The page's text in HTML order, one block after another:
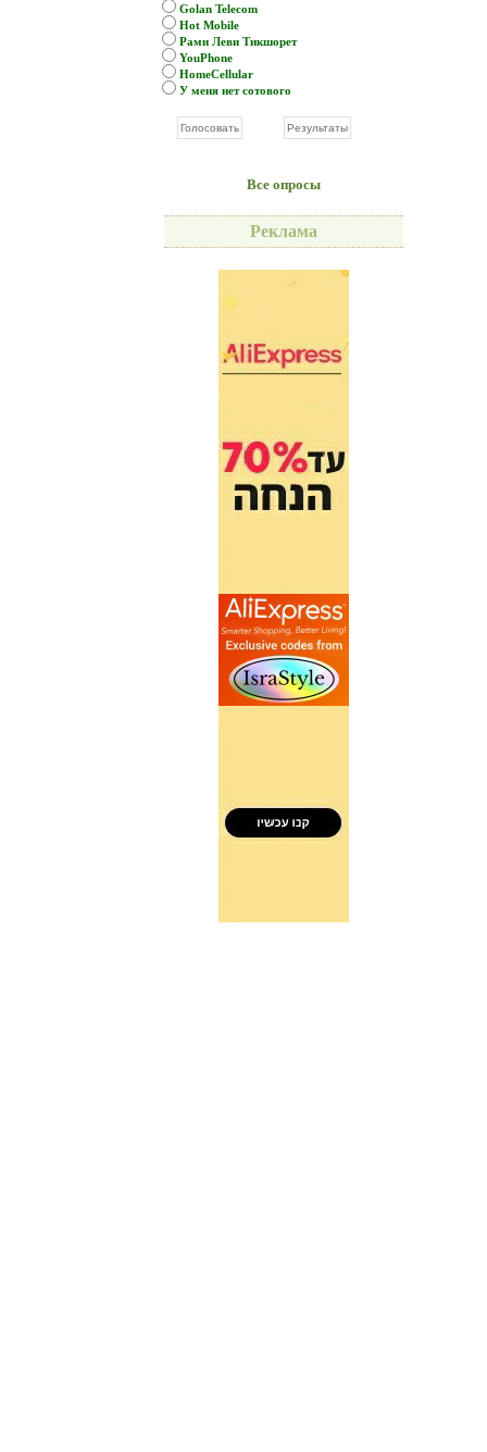
Golan Telecom
Hot Mobile
Рами Леви Тикшорет
YouPhone
HomeCellular
У меня нет сотового
Все опросы
Реклама